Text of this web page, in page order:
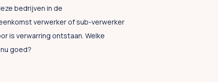
bedrijven in de
verwerker of sub-verwerker
is verwarring ontstaan. Welke
goed?